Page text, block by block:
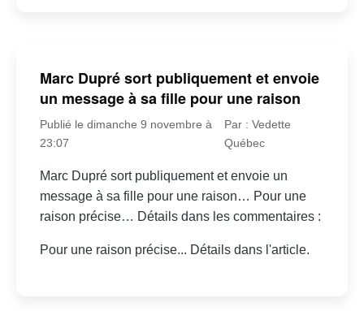
Marc Dupré sort publiquement et envoie
un message à sa fille pour une raison
Publié le dimanche 9 novembre à
23:07
Par : Vedette
Québec
Marc Dupré sort publiquement et envoie un
message à sa fille pour une raison… Pour une
raison précise… Détails dans les commentaires :
Pour une raison précise... Détails dans l'article.